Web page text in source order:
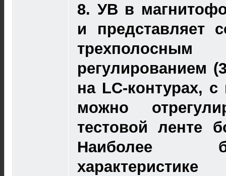
8. УВ в
и представляет
регулированием
на LC-контурах,
можно
тестовой ленте
Наиболее